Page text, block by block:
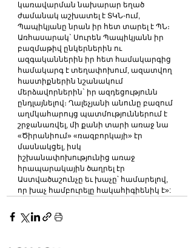
կառավարման նախարար եղած
ժամանակ աշխատել է ՏԿՆ-ում,
Պապիկյանը նրան իր հետ տարել է ՊՆ։
Առհասարակ` Սուրեն Պապիկյանն իր
բազմաթիվ ընկերներին ու
ազգականներին իր հետ համակարգից
համակարգ է տեղափոխում, ազատվող
հաստիքներին նշանակում
մերձավորներին` իր ազդեցությունն
ընդլայնելով։ Ղալեչյանի անունը բազում
աղմկահարույց պատմություններում է
շրջանառվել, մի քանի տարի առաջ նա
«Ծիրանիում» «ռազբորկայի» էր
մասնակցել, իսկ
իշխանափոխությունից առաջ
հրապարակային ծաղրել էր
Աստվածաշունչը եւ խաչը՝ համարելով,
որ խաչ համբուրելը հակահիգիենիկ է»: